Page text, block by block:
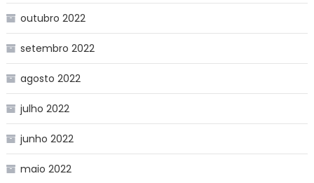
outubro 2022
setembro 2022
agosto 2022
julho 2022
junho 2022
maio 2022